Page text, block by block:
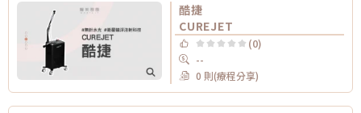
酷捷
CUREJET
(0)
--
0 則(療程分享)